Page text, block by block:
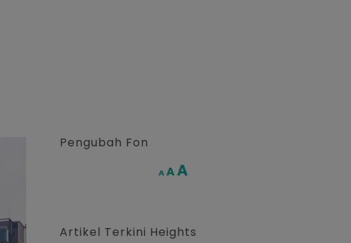
Pengubah Fon
A Decrease
AReset
AIncrease
Artikel Terkini Heights